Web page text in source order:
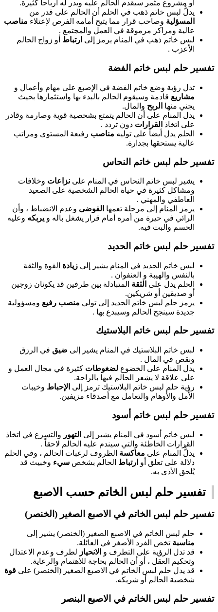
أو مشروع مثمر سيقدم الحالم عليه ويدر له أرباحاً كثيرة.
يدلُّ لبس خاتم ذهب في الحلم أن الحالم على قدر من
المسؤلية وصاحب قرار مما يتيح أمامه الفرص لإعتلاء مناصب
عالية ومراكز مرموقة في العمل والمجتمع .
لبس خاتم ذهب في المنام يرمز إلى ارتباط أو زواج الحالم
الأعزب .
تفسير حلم لبس خاتم الفضة
تدل رؤية وضع خاتم الفضة في الإصبع على مهام وأعمال و
مشاريع قادمة وسيقوم الحالم بالبدء بها واستثمارها بحيث
يجني منها الربح والمال.
يدل المنام على أن الحالم يتمتع بشخصية قوية وصارمة وقادر
على اتخاذ القرارات دون تردد .
الحلم يدل أيضاً على توليه مناصب رفيعة المستوى ومراتب
عالية يستحقها بجدارة.
تفسير حلم لبس خاتم النحاس
يشير لبس خاتم النحاس في المنام على نزاعات وخلافات
ومشاكل كثيرة في حياة الحالم الشخصية على الصعيد
العاطفي والمهني .
يرمز المنام إلى مرحلة تعمها الفوضى وعدم الانضباط ، وأن
الرائي في حيرة من أمره أمام قرار يشغل باله و يربكه وعليه
الحسم والبت فيه.
تفسير حلم لبس خاتم الحديد
لبس خاتم الحديد في المنام يشير إلى زيادة القوة والثقة
بالنفس والهيبة و العنفوان .
الحلم يدل على الثقة المتبادلة بين طرفين قد يكونان زوجين
أو صديقين أو شريكين.
يرمز حلم لبس خاتم الحديد إلى تولي منصب رفيع ومسؤولية
جديدة سينجح الحالم وسيبدع بها .
تفسير حلم لبس خاتم البلاستيك
لبس خاتم البلاستيك في المنام يشير إلى ضيق في الرزق
ونقص في المال .
يدل المنام على الخضوع لضغوطات كثيرة في مجال العمل و
على علاقة لا يشعر الحالم فيها بالراحة.
رؤية حلم لبس خاتم البلاستيك ترمز إلى الإحباط وخيبات
الأمل والأوهام والتعامل مع أصدقاء مزيفين.
تفسير حلم لبس خاتم أسود
لبس خاتم أسود في المنام يشير إلى التهور والتسرع في اتخاذ
القرارات الخاطئة والتي سيندم عليه الحالم لاحقاً .
يدلُّ المنام على معاكسة الظروف لرغبات الحالم ، وفي الحلم
دلالة على تعلق أو ارتباط الحالم بشخص سيء وخبيث قد
يُلحق الأذى به.
تفسير حلم لبس الخاتم حسب الاصبع
تفسير حلم لبس الخاتم في الاصبع الصغير (الخنصر)
حلم لبس الخاتم في الاصبع الصغير (الخنصر) يشير إلى
مناسبة تخص الفرد الأصغر في العائلة.
قد تدل الرؤية على التطرف و الانحياز لطرف وعدم الاعتدال
وتحكيم العقل ، أو أن الحالم بحاجة للاهتمام والرعاية.
قد يدل حلم لبس الخاتم في الاصبع الصغير (الخنصر) على قوة
شخصية الحالم أو شريكه.
تفسير حلم لبس الخاتم في الاصبع البنصر